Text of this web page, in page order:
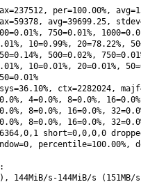
per=100.00%,
avg=39699.25,
750=0.01%,
10=0.99%, 20=78.22%,
500=0.02%,
10=0.01%, 20=0.01%,
ctx=2282024,
4=0.0%, 8=0.0%,
8=0.0%, 16=0.0%,
8=0.0%, 16=0.0%,
short=0,0,0,0
percentile=100.00%,
144MiB/s-144MiB/s (151MB/